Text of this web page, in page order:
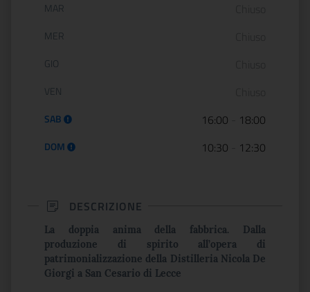
MAR
MER
GIO
VEN
SAB 16:00 18:00
DOM 10:30 12:30
DESCRIZIONE
La doppia anima della fabbrica. Dalla
produzione di spirito all’opera di
patrimonializzazione della Distilleria Nicola De
Giorgi a San Cesario di Lecce